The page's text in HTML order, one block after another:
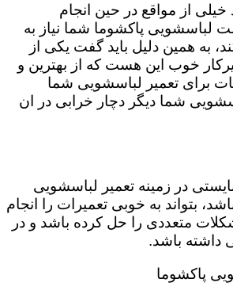
خیلی از مواقع در حین انجام
لباسشویی پاکشوما شما نیاز به
به همین دلیل باید گفت یکی از
خوب این هست که از بهترین و
برای تعمیر لباسشویی شما
شما دیگر دچار خرابی در ان
در زمینه تعمیر لباسشویی
بتواند به خوبی تعمیرات را انجام
متعددی را حل کرده باشد و در
داشته باشد.
پاکشوما